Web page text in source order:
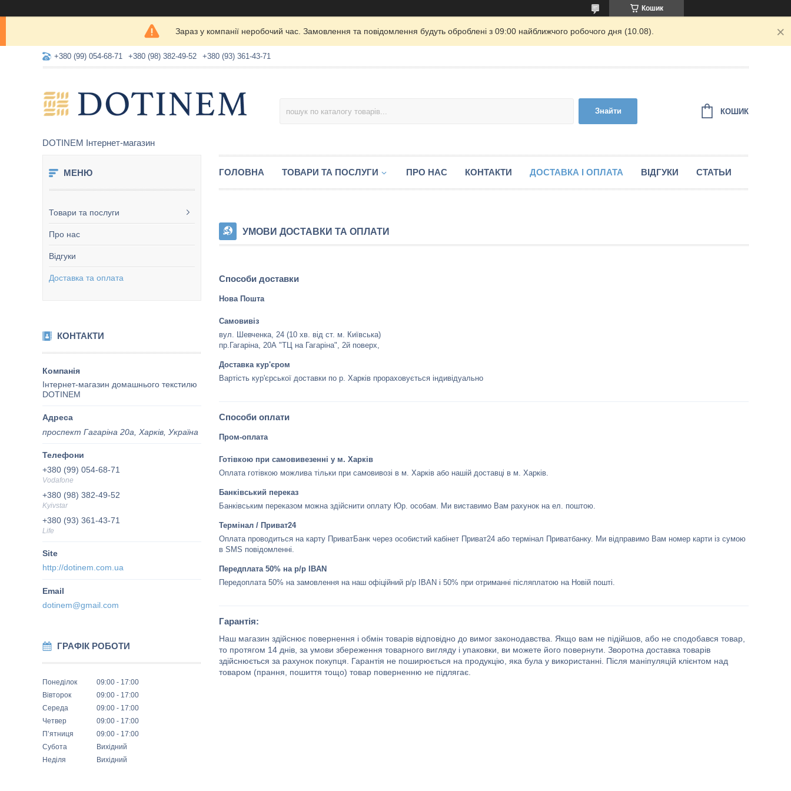
Кошик
Зараз у компанії неробочий час. Замовлення та повідомлення будуть оброблені з 09:00 найближчого робочого дня (10.08).
+380 (99) 054-68-71 +380 (98) 382-49-52 +380 (93) 361-43-71
DOTINEM Інтернет-магазин
Знайти КОШИК
Товари та послуги
Про нас
Відгуки
Доставка та оплата
КОНТАКТИ
Інтернет-магазин домашнього текстилю
DOTINEM
проспект Гагаріна 20а, Харків, Україна
+380 (99) 054-68-71
Vodafone
+380 (98) 382-49-52
Kyivstar
+380 (93) 361-43-71
Life
http://dotinem.com.ua
dotinem@gmail.com
ГРАФІК РОБОТИ
Понеділок 09:00
17:00
Вівторок
09:00
17:00
Середа
09:00
17:00
Четвер
09:00
17:00
Пʼятниця
09:00
17:00
Субота
Вихідний
Неділя
Вихідний
ГОЛОВНА ТОВАРИ ТА ПОСЛУГИ ПРО НАС КОНТАКТИ ДОСТАВКА І ОПЛАТА ВІДГУКИ СТАТЬИ
УМОВИ ДОСТАВКИ ТА ОПЛАТИ
Способи доставки
Нова Пошта
Самовивіз
вул. Шевченка, 24 (10 хв. від ст. м. Київська)
пр.Гагаріна, 20А "ТЦ на Гагаріна", 2й поверх,
Доставка кур'єром
Вартість кур'єрської доставки по р. Харків прораховується індивідуально
Способи оплати
Пром-оплата
Готівкою при самовивезенні у м. Харків
Оплата готівкою можлива тільки при самовивозі в м. Харків або нашій доставці в м. Харків.
Банківський переказ
Банківським переказом можна здійснити оплату Юр. особам. Ми виставимо Вам рахунок на ел. поштою.
Термінал / Приват24
Оплата проводиться на карту ПриватБанк через особистий кабінет Приват24 або термінал Приватбанку. Ми відправимо Вам номер карти із сумою
в SMS повідомленні.
Передплата 50% на р/р IBAN
Передоплата 50% на замовлення на наш офіційний р/р IBAN і 50% при отриманні післяплатою на Новій пошті.
Гарантія:
Наш магазин здійснює повернення і обмін товарів відповідно до вимог законодавства. Якщо вам не підійшов, або не сподобався товар,
то протягом 14 днів, за умови збереження товарного вигляду і упаковки, ви можете його повернути. Зворотна доставка товарів
здійснюється за рахунок покупця. Гарантія не поширюється на продукцію, яка була у використанні. Після маніпуляцій клієнтом над
товаром (прання, пошиття тощо) товар поверненню не підлягає.